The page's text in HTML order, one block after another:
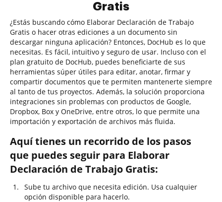
Gratis
¿Estás buscando cómo Elaborar Declaración de Trabajo
Gratis o hacer otras ediciones a un documento sin
descargar ninguna aplicación? Entonces, DocHub es lo que
necesitas. Es fácil, intuitivo y seguro de usar. Incluso con el
plan gratuito de DocHub, puedes beneficiarte de sus
herramientas súper útiles para editar, anotar, firmar y
compartir documentos que te permiten mantenerte siempre
al tanto de tus proyectos. Además, la solución proporciona
integraciones sin problemas con productos de Google,
Dropbox, Box y OneDrive, entre otros, lo que permite una
importación y exportación de archivos más fluida.
Aquí tienes un recorrido de los pasos
que puedes seguir para Elaborar
Declaración de Trabajo Gratis:
Sube tu archivo que necesita edición. Usa cualquier
opción disponible para hacerlo.